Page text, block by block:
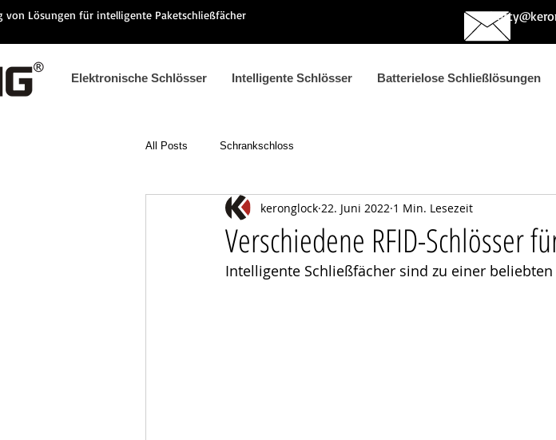
von Lösungen für intelligente Paketschließfächer
Elektronische Schlösser Intelligente Schlösser Batterielose Schließlösungen
All Posts Schrankschloss
Verschiedene RFID-Schlösser
keronglock 22. Juni 2022 1 Min. Lesezeit
Intelligente Schließfächer sind zu einer